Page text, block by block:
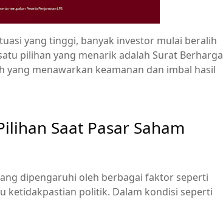
yang tinggi, banyak investor mulai beralih
pilihan yang menarik adalah Surat Berharga
yang menawarkan keamanan dan imbal hasil
Saat Pasar Saham
dipengaruhi oleh berbagai faktor seperti
ketidakpastian politik. Dalam kondisi seperti